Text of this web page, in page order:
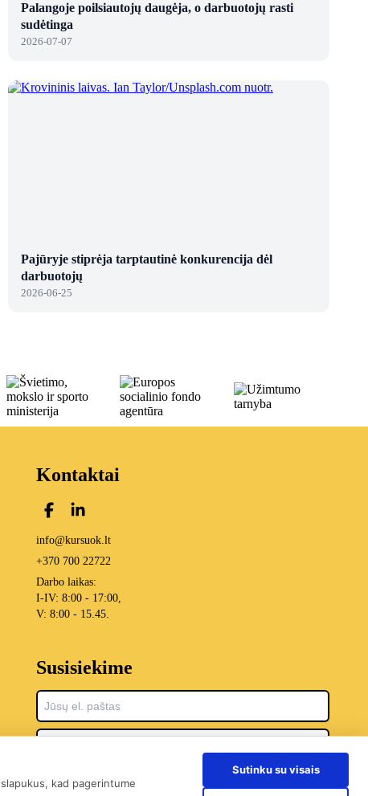
Palangoje poilsiautojų daugėja, o darbuotojų rasti
sudėtinga
2026-07-07
Pajūryje stiprėja tarptautinė konkurencija dėl
darbuotojų
2026-06-25
Kontaktai
info@kursuok.lt
+370 700 22722
Darbo laikas:
I-IV: 8:00 - 17:00,
V: 8:00 - 15.45.
Susisiekime
kad pagerintume
Sutinku su visais